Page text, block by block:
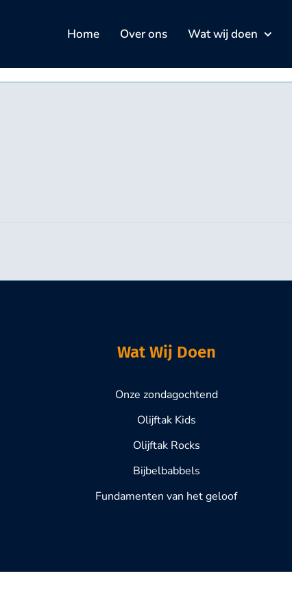
Home Over ons Wat wij doen
Wat Wij Doen
Onze zondagochtend
Olijftak Kids
Olijftak Rocks
Bijbelbabbels
Fundamenten van het geloof